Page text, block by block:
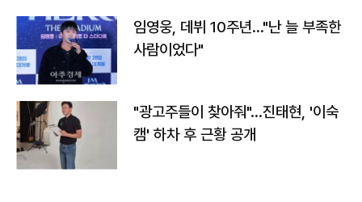
임영웅, 데뷔 10주년…"난 늘 부족한
사람이었다"
"광고주들이 찾아줘"…진태현, '이숙
캠' 하차 후 근황 공개